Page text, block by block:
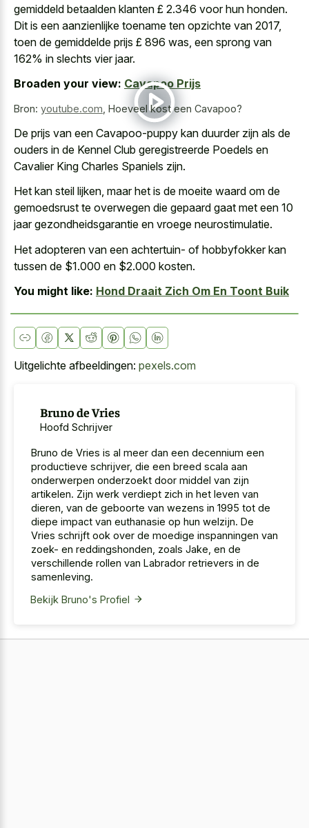
gemiddeld betaalden klanten £ 2.346 voor hun honden.
Dit is een aanzienlijke toename ten opzichte van 2017,
toen de gemiddelde prijs £ 896 was, een sprong van
162% in slechts vier jaar.
Broaden your view: Cavapoo Prijs
Bron: youtube.com Hoeveel kost een Cavapoo?
De prijs van een Cavapoo-puppy kan duurder zijn als de
ouders in de Kennel Club geregistreerde Poedels en
Cavalier King Charles Spaniels zijn.
Het kan steil lijken, maar het is de moeite waard om de
gemoedsrust te overwegen die gepaard gaat met een 10
jaar gezondheidsgarantie en vroege neurostimulatie.
Het adopteren van een achtertuin- of hobbyfokker kan
tussen de $1.000 en $2.000 kosten.
You might like: Hond Draait Zich Om En Toont Buik
Uitgelichte afbeeldingen: pexels.com
Bruno de Vries
Hoofd Schrijver
Bruno de Vries is al meer dan een decennium een
productieve schrijver, die een breed scala aan
onderwerpen onderzoekt door middel van zijn
artikelen. Zijn werk verdiept zich in het leven van
dieren, van de geboorte van wezens in 1995 tot de
diepe impact van euthanasie op hun welzijn. De
Vries schrijft ook over de moedige inspanningen van
zoek- en reddingshonden, zoals Jake, en de
verschillende rollen van Labrador retrievers in de
samenleving.
Bekijk Bruno's Profiel